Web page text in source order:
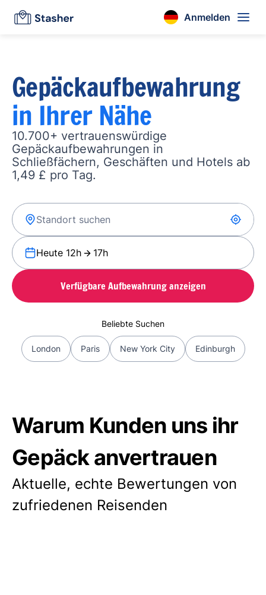
Anmelden
Gepäckaufbewahrung
in Ihrer Nähe
10.700+ vertrauenswürdige
Gepäckaufbewahrungen in
Schließfächern, Geschäften und Hotels ab
1,49 £ pro Tag.
Heute 12h 17h
Verfügbare Aufbewahrung anzeigen
Beliebte Suchen
London Paris New York City Edinburgh
Warum Kunden uns ihr
Gepäck anvertrauen
Aktuelle, echte Bewertungen von
zufriedenen Reisenden